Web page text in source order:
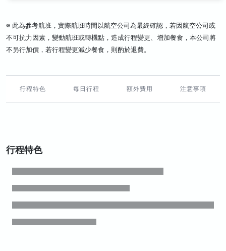
※ 此為參考航班，實際航班時間以航空公司為最終確認，若因航空公司或
不可抗力因素，變動航班或轉機點，造成行程變更、增加餐食，本公司將
不另行加價，若行程變更減少餐食，則酌於退費。
行程特色 每日行程 額外費用 注意事項
行程特色